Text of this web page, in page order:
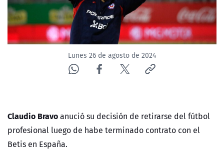
CORPORATIVO Y TRANSPARENCIA
CANAL DE DENUNCIAS
ÁREA DE PROYECTOS
Lunes 26 de agosto de 2024
Claudio Bravoanució su decisión de retirarse del fútbol
profesional luego de habe terminado contrato con el
Betis en España.